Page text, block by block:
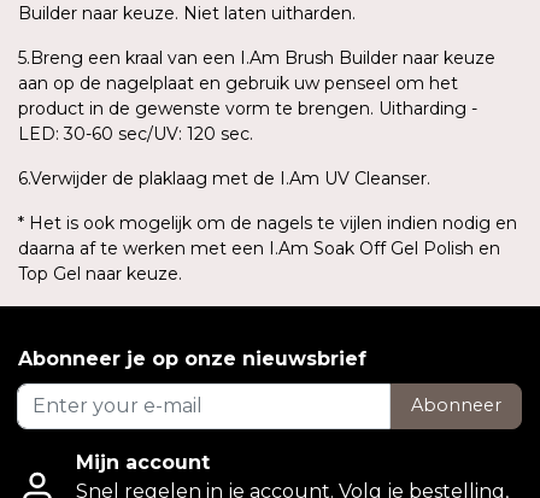
Builder naar keuze. Niet laten uitharden.
5.Breng een kraal van een I.Am Brush Builder naar keuze
aan op de nagelplaat en gebruik uw penseel om het
product in de gewenste vorm te brengen. Uitharding -
LED: 30-60 sec/UV: 120 sec.
6.Verwijder de plaklaag met de I.Am UV Cleanser.
* Het is ook mogelijk om de nagels te vijlen indien nodig en
daarna af te werken met een I.Am Soak Off Gel Polish en
Top Gel naar keuze.
Abonneer je op onze nieuwsbrief
Abonneer
Mijn account
Snel regelen in je account. Volg je bestelling,